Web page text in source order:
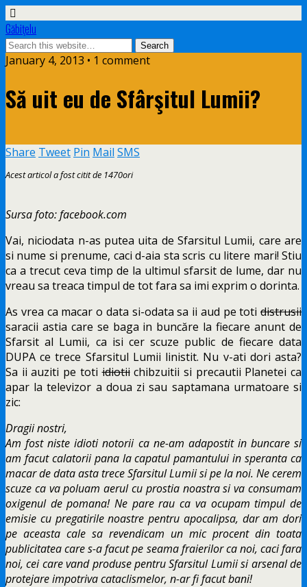
Găbiţelu
January 4, 2013 • 1 comment
Să uit eu de Sfârşitul Lumii?
Share Tweet Pin Mail SMS
Acest articol a fost citit de 1470ori
Sursa foto: facebook.com
Vai, niciodata n-as putea uita de Sfarsitul Lumii, care are
si nume si prenume, caci d-aia sta scris cu litere mari! Stiu
ca a trecut ceva timp de la ultimul sfarsit de lume, dar nu
vreau sa treaca timpul de tot fara sa imi exprim o dorinta.
As vrea ca macar o data si-odata sa ii aud pe toti distrusii
saracii astia care se baga in buncăre la fiecare anunt de
Sfarsit al Lumii, ca isi cer scuze public de fiecare data
DUPA ce trece Sfarsitul Lumii linistit. Nu v-ati dori asta?
Sa ii auziti pe totiidiotiichibzuitii si precautii Planetei ca
apar la televizor a doua zi sau saptamana urmatoare si
zic:
Dragii nostri,
Am fost niste idioti notorii ca ne-am adapostit in buncare si
am facut calatorii pana la capatul pamantului in speranta ca
macar de data asta trece Sfarsitul Lumii si pe la noi. Ne cerem
scuze ca va poluam aerul cu prostia noastra si va consumam
oxigenul de pomana! Ne pare rau ca va ocupam timpul de
emisie cu pregatirile noastre pentru apocalipsa, dar am dori
pe aceasta cale sa revendicam un mic procent din toata
publicitatea care s-a facut pe seama fraierilor ca noi, caci fara
noi, cei care vand produse pentru Sfarsitul Lumii si arsenal de
protejare impotriva cataclismelor, n-ar fi facut bani!